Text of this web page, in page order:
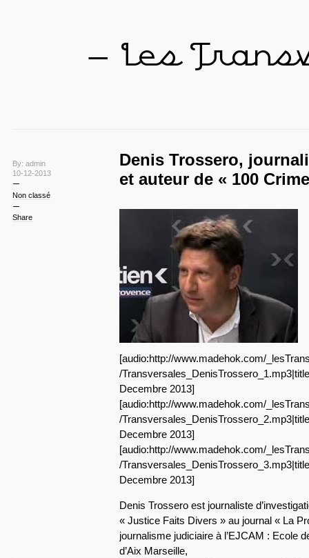
— Les
By: admin
10-12-2013
Non classé
Share
Denis Trossero,
et auteur de « 100
[audio:http://www.madehok.com/
/
Decembre 2013]
[audio:http://www.madehok.com/
/
Decembre 2013]
[audio:http://www.madehok.com/
/
Decembre 2013]
Denis Trossero est journaliste
« Justice Faits Divers » au journal « La
journalisme judiciaire à l’EJCAM : Ecole
d’Aix Marseille,